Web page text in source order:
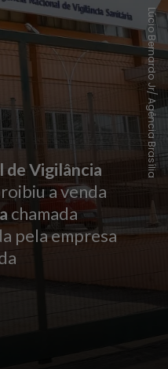
de Vigilância
a venda
chamada
pela empresa
Lúcio Bernardo Jr/ Agência Brasília